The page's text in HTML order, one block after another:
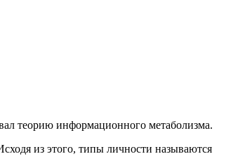
теорию информационного метаболизма.
из этого, типы личности называются